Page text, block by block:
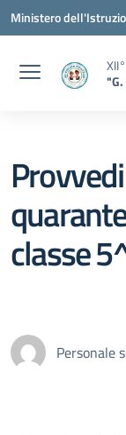
Vai ai contenuti
Vai al menu di
Vai al footer
Ministero
classe
Personale